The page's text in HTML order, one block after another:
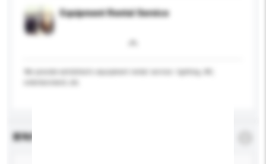
Equipment Rental Service
查询内容